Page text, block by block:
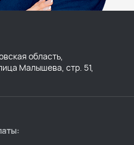
область,
Малышева, стр. 51,